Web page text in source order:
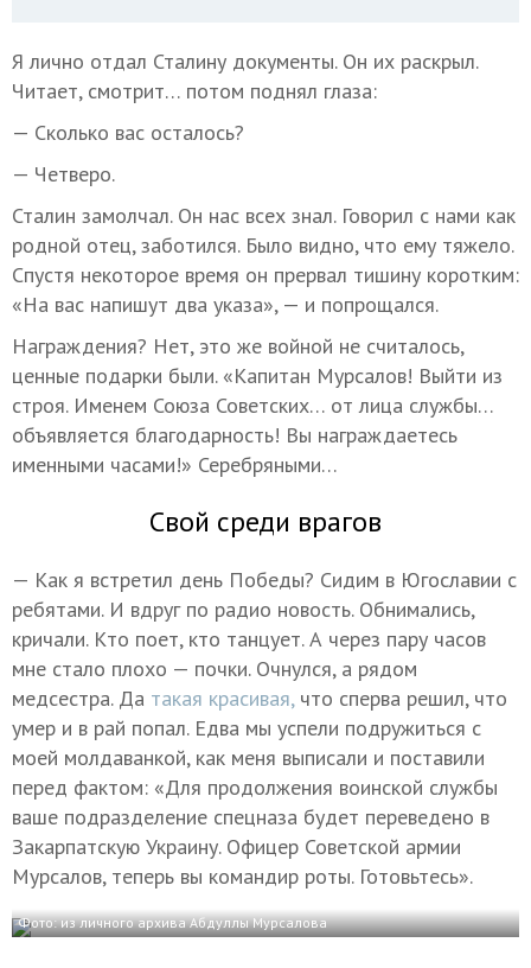
Я лично отдал Сталину документы. Он их раскрыл.
Читает, смотрит… потом поднял глаза:
— Сколько вас осталось?
— Четверо.
Сталин замолчал. Он нас всех знал. Говорил с нами как
родной отец, заботился. Было видно, что ему тяжело.
Спустя некоторое время он прервал тишину коротким:
«На вас напишут два указа», — и попрощался.
Награждения? Нет, это же войной не считалось,
ценные подарки были. «Капитан Мурсалов! Выйти из
строя. Именем Союза Советских… от лица службы…
объявляется благодарность! Вы награждаетесь
именными часами!» Серебряными…
Свой среди врагов
— Как я встретил день Победы? Сидим в Югославии с
ребятами. И вдруг по радио новость. Обнимались,
кричали. Кто поет, кто танцует. А через пару часов
мне стало плохо — почки. Очнулся, а рядом
медсестра. Да такая красивая,что сперва решил, что
умер и в рай попал. Едва мы успели подружиться с
моей молдаванкой, как меня выписали и поставили
перед фактом: «Для продолжения воинской службы
ваше подразделение спецназа будет переведено в
Закарпатскую Украину. Офицер Советской армии
Мурсалов, теперь вы командир роты. Готовьтесь».
Фото: из личного архива Абдуллы Мурсалова